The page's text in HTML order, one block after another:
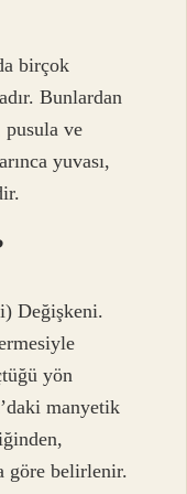
birçok
Bunlardan
pusula ve
yuvası,
Değişkeni.
yön
manyetik
göre belirlenir.